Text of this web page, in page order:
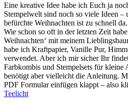
Eine kreative Idee habe ich Euch ja
Stempelwelt sind noch so viele Ideen
befürchte Weihnachten ist zu schnell da.
Wie schon so oft in der letzten Zeit
Weihnachten‘ mit meinem
habe ich Kraftpapier, Vanille Pur,
verwendet. Aber ich mir sicher Ihr
Farbkombis und Stempelsets für kleine
benötigt aber vielleicht die Anleitung.
PDF Formular einfügen klappt – also
Teelicht